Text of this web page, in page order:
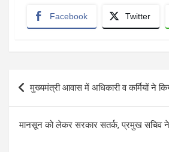
Facebook Twitter
Post
navigation
मुख्यमंत्री आवास में अधिकारी व कर्मियों ने
मानसून को लेकर सरकार सतर्क, प्रमुख सचिव ने